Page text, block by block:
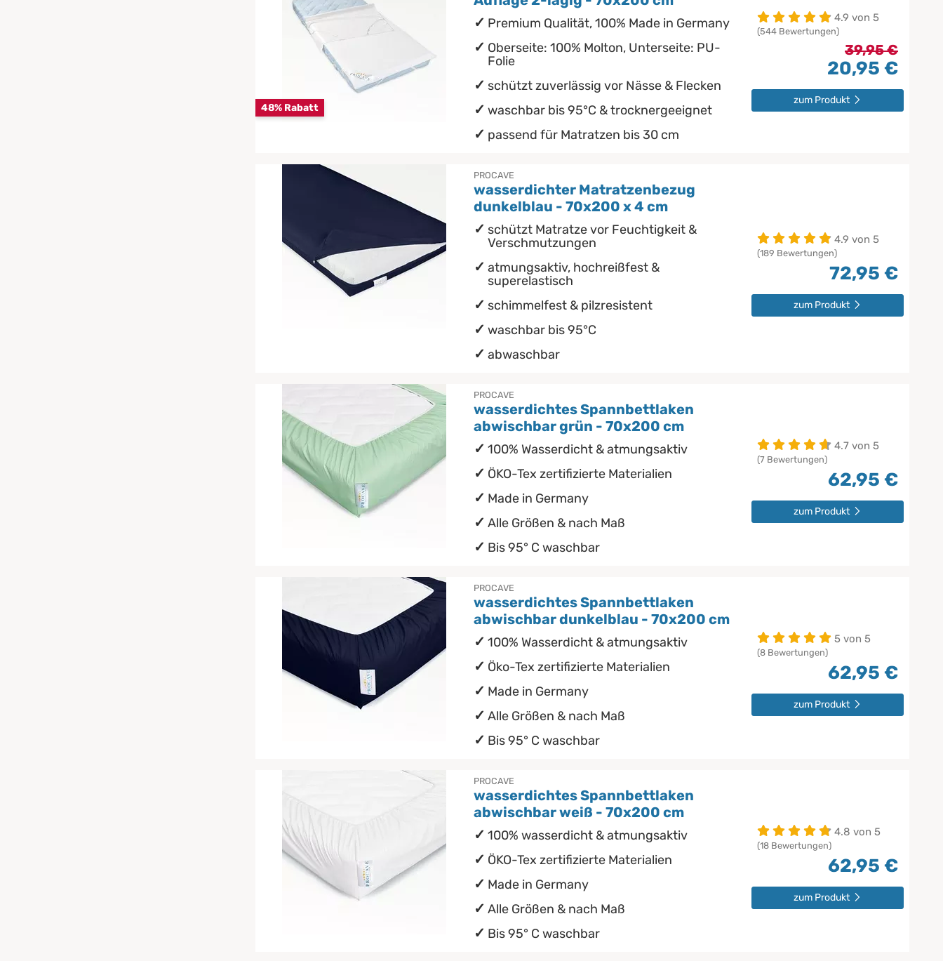
48% Rabatt
Premium Qualität, 100% Made in Germany
Oberseite: 100% Molton, Unterseite: PU-
Folie
schützt zuverlässig vor Nässe & Flecken
waschbar bis 95°C & trocknergeeignet
passend für Matratzen bis 30 cm
4.9 von 5
(544 Bewertungen)
39,95 €
20,95 €
zum Produkt
PROCAVE
wasserdichter Matratzenbezug
dunkelblau - 70x200 x 4 cm
schützt Matratze vor Feuchtigkeit &
Verschmutzungen
atmungsaktiv, hochreißfest &
superelastisch
schimmelfest & pilzresistent
waschbar bis 95°C
abwaschbar
4.9 von 5
(189 Bewertungen)
72,95 €
zum Produkt
PROCAVE
wasserdichtes Spannbettlaken
abwischbar grün - 70x200 cm
100% Wasserdicht & atmungsaktiv
ÖKO-Tex zertifizierte Materialien
Made in Germany
Alle Größen & nach Maß
Bis 95° C waschbar
4.7 von 5
(7 Bewertungen)
62,95 €
zum Produkt
PROCAVE
wasserdichtes Spannbettlaken
abwischbar dunkelblau - 70x200 cm
100% Wasserdicht & atmungsaktiv
Öko-Tex zertifizierte Materialien
Made in Germany
Alle Größen & nach Maß
Bis 95° C waschbar
5 von 5
(8 Bewertungen)
62,95 €
zum Produkt
PROCAVE
wasserdichtes Spannbettlaken
abwischbar weiß - 70x200 cm
100% wasserdicht & atmungsaktiv
ÖKO-Tex zertifizierte Materialien
Made in Germany
Alle Größen & nach Maß
Bis 95° C waschbar
4.8 von 5
(18 Bewertungen)
62,95 €
zum Produkt